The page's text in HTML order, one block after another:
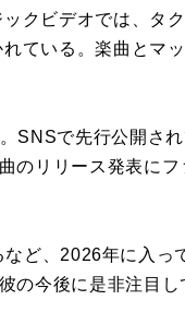
クビデオでは、タ
ている。楽曲とマ
SNSで先行公開さ
のリリース発表に
ど、2026年に入っ
の今後に是非注目し